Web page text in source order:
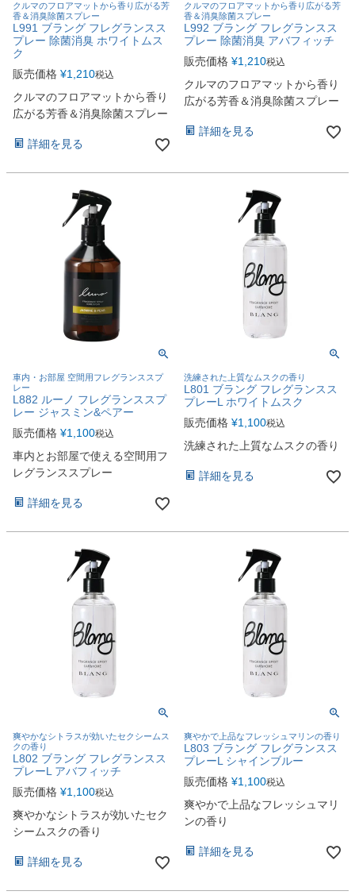
クルマのフロアマットから香り広がる芳
香＆消臭除菌スプレー
L991 ブラング フレグランスス
プレー 除菌消臭 ホワイトムス
ク
販売価格 ¥1,210税込
クルマのフロアマットから香り
広がる芳香＆消臭除菌スプレー
詳細を見る
クルマのフロアマットから香り広がる芳
香＆消臭除菌スプレー
L992 ブラング フレグランスス
プレー 除菌消臭 アバフィッチ
販売価格 ¥1,210税込
クルマのフロアマットから香り
広がる芳香＆消臭除菌スプレー
詳細を見る
車内・お部屋 空間用フレグランススプ
レー
L882 ルーノ フレグランススプ
レー ジャスミン&ペアー
販売価格 ¥1,100税込
車内とお部屋で使える空間用フ
レグランススプレー
詳細を見る
洗練された上質なムスクの香り
L801 ブラング フレグランスス
プレーL ホワイトムスク
販売価格 ¥1,100税込
洗練された上質なムスクの香り
詳細を見る
爽やかなシトラスが効いたセクシームス
クの香り
L802 ブラング フレグランスス
プレーL アバフィッチ
販売価格 ¥1,100税込
爽やかなシトラスが効いたセク
シームスクの香り
詳細を見る
爽やかで上品なフレッシュマリンの香り
L803 ブラング フレグランスス
プレーL シャインブルー
販売価格 ¥1,100税込
爽やかで上品なフレッシュマリ
ンの香り
詳細を見る